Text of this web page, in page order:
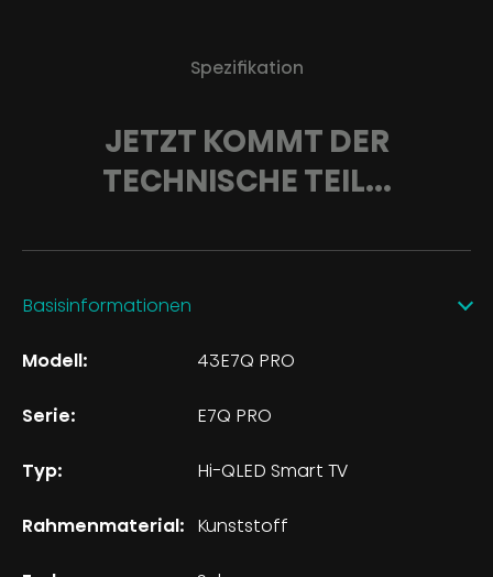
Spezifikation
JETZT KOMMT DER
TECHNISCHE TEIL...
Basisinformationen
Modell: 43E7Q PRO
Serie: E7Q PRO
Typ: Hi-QLED Smart TV
Rahmenmaterial: Kunststoff